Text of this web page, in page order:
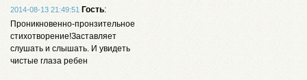
2014-08-13 21:49:51 Гость:
Проникновенно-пронзительное
стихотворение!Заставляет
слушать и слышать. И увидеть
чистые глаза ребен